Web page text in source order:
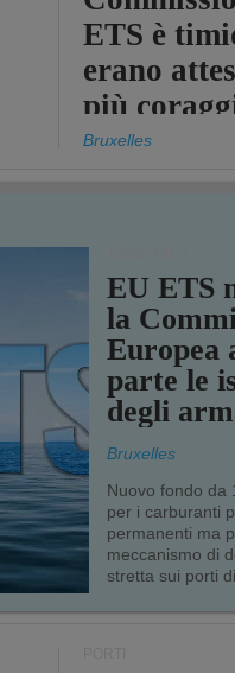
ETS è
erano
più
Bruxelles
EU ETS
la
Europea
parte le
degli
Bruxelles
Nuovo fondo da
per i carburanti
permanenti ma
meccanismo di
stretta sui porti